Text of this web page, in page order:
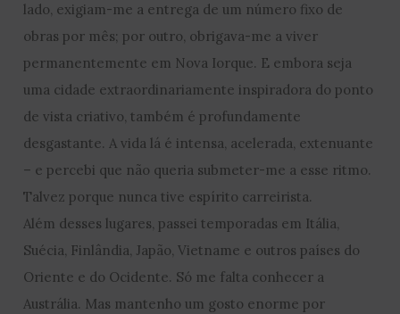
lado, exigiam-me a entrega de um número fixo de
obras por mês; por outro, obrigava-me a viver
permanentemente em Nova Iorque. E embora seja
uma cidade extraordinariamente inspiradora do ponto
de vista criativo, também é profundamente
desgastante. A vida lá é intensa, acelerada, extenuante
– e percebi que não queria submeter-me a esse ritmo.
Talvez porque nunca tive espírito carreirista.
Além desses lugares, passei temporadas em Itália,
Suécia, Finlândia, Japão, Vietname e outros países do
Oriente e do Ocidente. Só me falta conhecer a
Austrália. Mas mantenho um gosto enorme por